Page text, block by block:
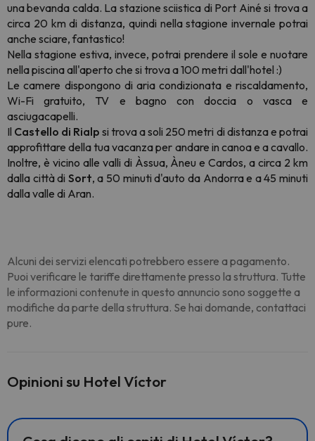
una bevanda calda. La stazione sciistica di Port Ainé si trova a
circa 20 km di distanza, quindi nella stagione invernale potrai
anche sciare, fantastico!
Nella stagione estiva, invece, potrai prendere il sole e nuotare
nella piscina all'aperto che si trova a 100 metri dall'hotel :)
Le camere dispongono di aria condizionata e riscaldamento,
Wi-Fi gratuito, TV e bagno con doccia o vasca e
asciugacapelli.
Il Castello di Rialp si trova a soli 250 metri di distanza e potrai
approfittare della tua vacanza per andare in canoa e a cavallo.
Inoltre, è vicino alle valli di Àssua, Àneu e Cardos, a circa 2 km
dalla città di Sort, a 50 minuti d'auto da Andorra e a 45 minuti
dalla valle di Aran.
Alcuni dei servizi elencati potrebbero essere a pagamento.
Puoi verificare le tariffe direttamente presso la struttura. Tutte
le informazioni contenute in questo annuncio sono soggette a
modifiche da parte della struttura. Se hai domande, contattaci
pure.
Opinioni su Hotel Víctor